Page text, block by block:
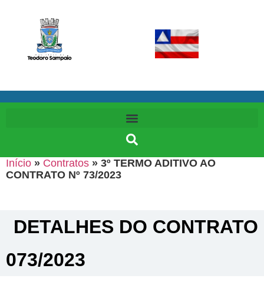
Início » Contratos » 3º TERMO ADITIVO AO
CONTRATO Nº 73/2023
DETALHES DO CONTRATO​
073/2023